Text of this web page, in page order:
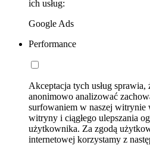
ich usług:
Google Ads
Performance
Akceptacja tych usług sprawia,
anonimowo analizować
surfowaniem w naszej witrynie
witryny i ciągłego ulepszania
użytkownika. Za zgodą
internetowej korzystamy z